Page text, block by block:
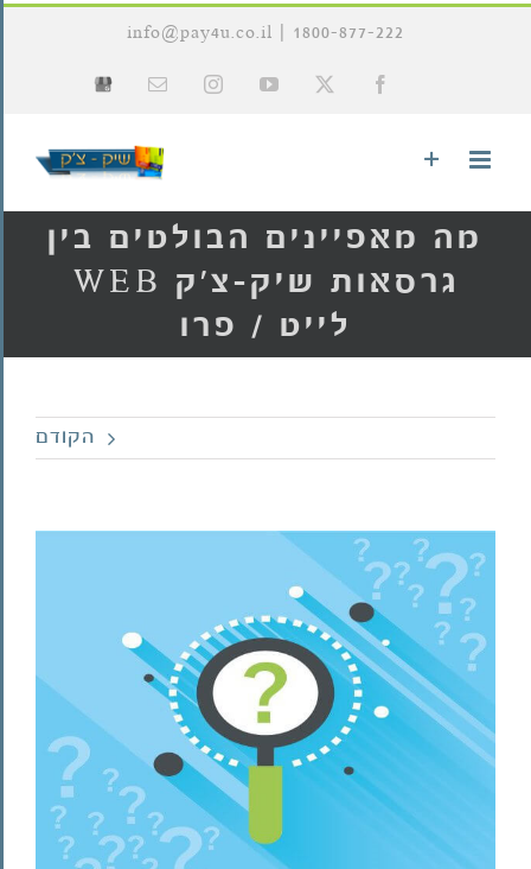
1800-877-222
info@pay4u.co.il
Facebook
YouTube
InstagramכתובתGoogle
מה מאפיינים הבולטים בין
גרסאות שיק-צ'ק WEB
לייט / פרו
הקודם
צפה
בתמונה
מוגדלת